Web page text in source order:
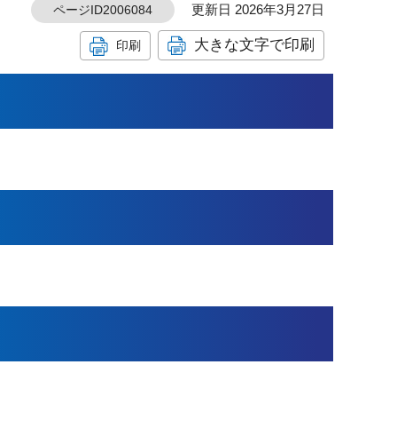
ページID2006084 更新日 2026年3月27日
印刷 大きな文字で印刷